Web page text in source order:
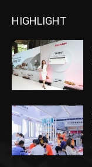
HIGHLIGHT